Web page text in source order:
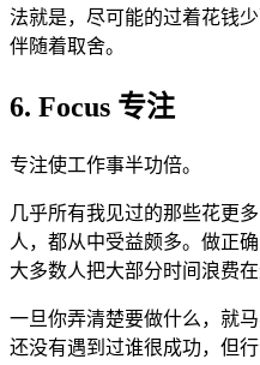
法就是，尽可能的过着花钱
伴随着取舍。
6. Focus 专注
专注使工作事半功倍。
几乎所有我见过的那些花更
人，都从中受益颇多。做正
大多数人把大部分时间浪费
一旦你弄清楚要做什么，就
还没有遇到过谁很成功，但行